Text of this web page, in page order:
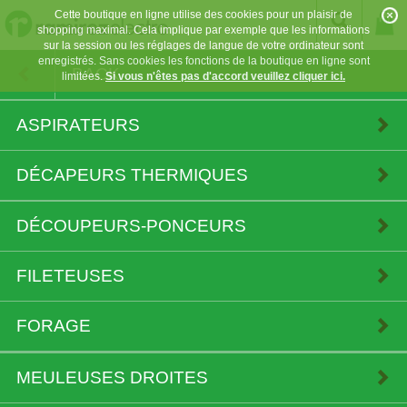
Cette boutique en ligne utilise des cookies pour un plaisir de
shopping maximal. Cela implique par exemple que les informations
sur la session ou les réglages de langue de votre ordinateur sont
enregistrés. Sans cookies les fonctions de la boutique en ligne sont
limitées. Si vous n'êtes pas d'accord veuillez cliquer ici.
BACK
ASPIRATEURS
DÉCAPEURS THERMIQUES
DÉCOUPEURS-PONCEURS
FILETEUSES
FORAGE
MEULEUSES DROITES